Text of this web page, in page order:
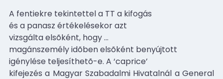
A fentiekre tekintettel a TT a kifogás
és a panasz értékelésekor azt
vizsgálta elsõként, hogy…
magánszemély idõben elsõként benyújtott
igénylése teljesíthetõ-e. A ‘caprice’
kifejezés a Magyar Szabadalmi Hivatalnál a General